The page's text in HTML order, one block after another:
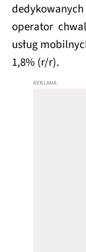
operator
usług
1,8% (r/r).